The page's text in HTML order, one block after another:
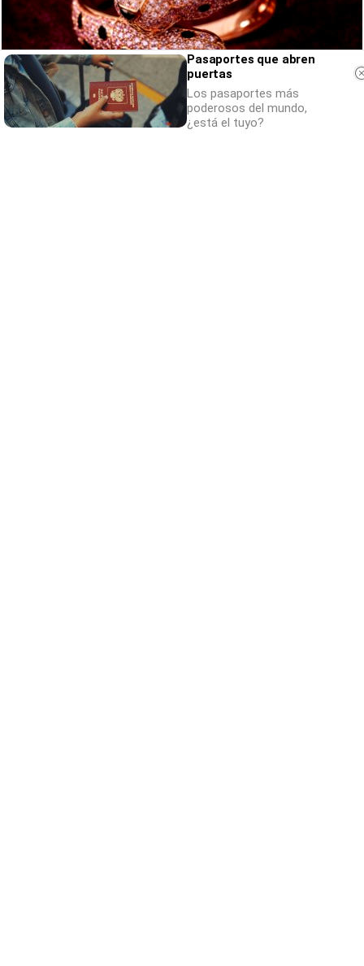
Lujo con carácter
Pasaportes que abren
puertas
Los pasaportes más
poderosos del mundo,
¿está el tuyo?